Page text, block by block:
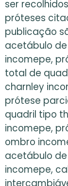
ser
próteses
publicação
acetábulo
incomepe,
total de
charnley
prótese
quadril tipo
incomepe,
ombro
acetábulo
incomepe,